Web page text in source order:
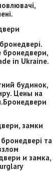
бронедвери,
in Ukraine.
будинок,
Цены на
замки
та
и замка,